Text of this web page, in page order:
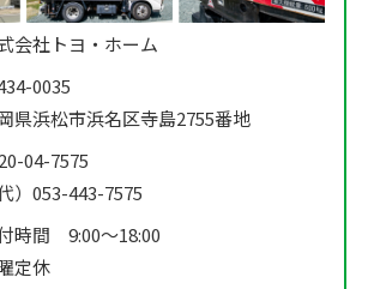
会社トヨ・ホーム
0035
県浜松市浜名区寺島2755番地
04-7575
代）053-443-7575
時間 9:00〜18:00
定休